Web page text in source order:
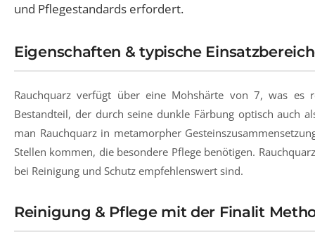
und Pflegestandards erfordert.
Eigenschaften & typische
Rauchquarz verfügt über eine Mohshärte von 7, was es
Bestandteil, der durch seine dunkle Färbung optisch auch
man Rauchquarz in metamorpher
Stellen kommen, die besondere Pflege benötigen.
bei Reinigung und Schutz empfehlenswert sind.
Reinigung & Pflege mit der Finalit